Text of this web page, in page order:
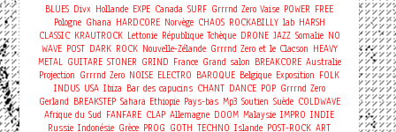
BLUES Divx Hollande EXPE Canada SURF Grrrnd Zero Vaise POWER FREE
Pologne Ghana HARDCORE Norvège CHAOS ROCKABILLY lab HARSH
CLASSIC KRAUTROCK Lettonie République Tchèque DRONE JAZZ Somalie NO
WAVE POST DARK ROCK Nouvelle-Zélande Grrrnd Zero et le Clacson HEAVY
METAL GUITARE STONER GRIND France Grand salon BREAKCORE Australie
Projection Grrrnd Zero NOISE ELECTRO BAROQUE Belgique Exposition FOLK
INDUS USA Ibiza Bar des capucins CHANT DANCE POP Grrrnd Zero
Gerland BREAKSTEP Sahara Ethiopie Pays-bas Mp3 Soutien Suède COLDWAVE
Afrique du Sud FANFARE CLAP Allemagne DOOM Malaysie IMPRO INDIE
Russie Indonésie Grèce PROG GOTH TECHNO Islande POST-ROCK ART